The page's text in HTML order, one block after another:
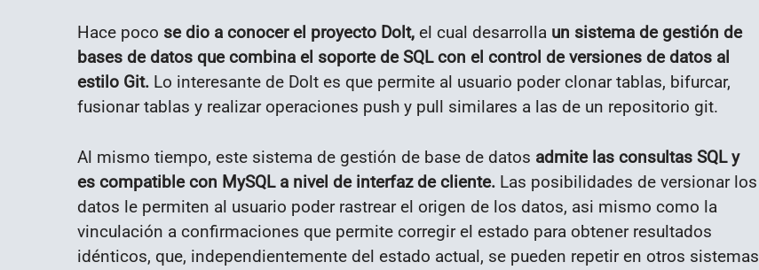
Hace poco se dio a conocer el proyecto Dolt, el cual desarrolla un sistema de gestión de
bases de datos que combina el soporte de SQL con el control de versiones de datos al
estilo Git. Lo interesante de Dolt es que permite al usuario poder clonar tablas, bifurcar,
fusionar tablas y realizar operaciones push y pull similares a las de un repositorio git.
Al mismo tiempo, este sistema de gestión de base de datos admite las consultas SQL y
es compatible con MySQL a nivel de interfaz de cliente. Las posibilidades de versionar los
datos le permiten al usuario poder rastrear el origen de los datos, asi mismo como la
vinculación a confirmaciones que permite corregir el estado para obtener resultados
idénticos, que, independientemente del estado actual, se pueden repetir en otros sistemas